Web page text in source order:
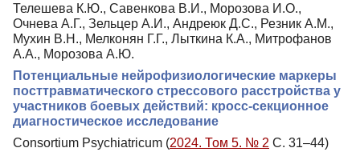
Телешева К.Ю., Савенкова В.И., Морозова И.О.,
Очнева А.Г., Зельцер А.И., Андреюк Д.С., Резник А.М.,
Мухин В.Н., Мелконян Г.Г., Лыткина К.А., Митрофанов
А.А., Морозова А.Ю.
Потенциальные нейрофизиологические маркеры
посттравматического стрессового расстройства у
участников боевых действий: кросс-секционное
диагностическое исследование
Consortium Psychiatricum (2024. Том 5. № 2 С. 31–44)